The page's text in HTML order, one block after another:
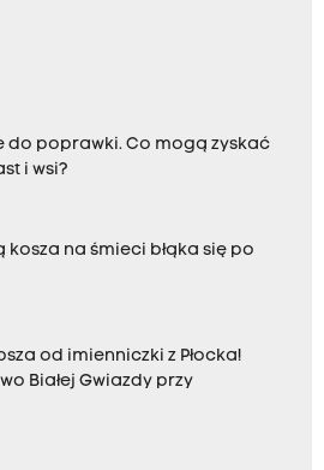
do poprawki. Co mogą zyskać
i wsi?
kosza na śmieci błąka się po
od imienniczki z Płocka!
Białej Gwiazdy przy